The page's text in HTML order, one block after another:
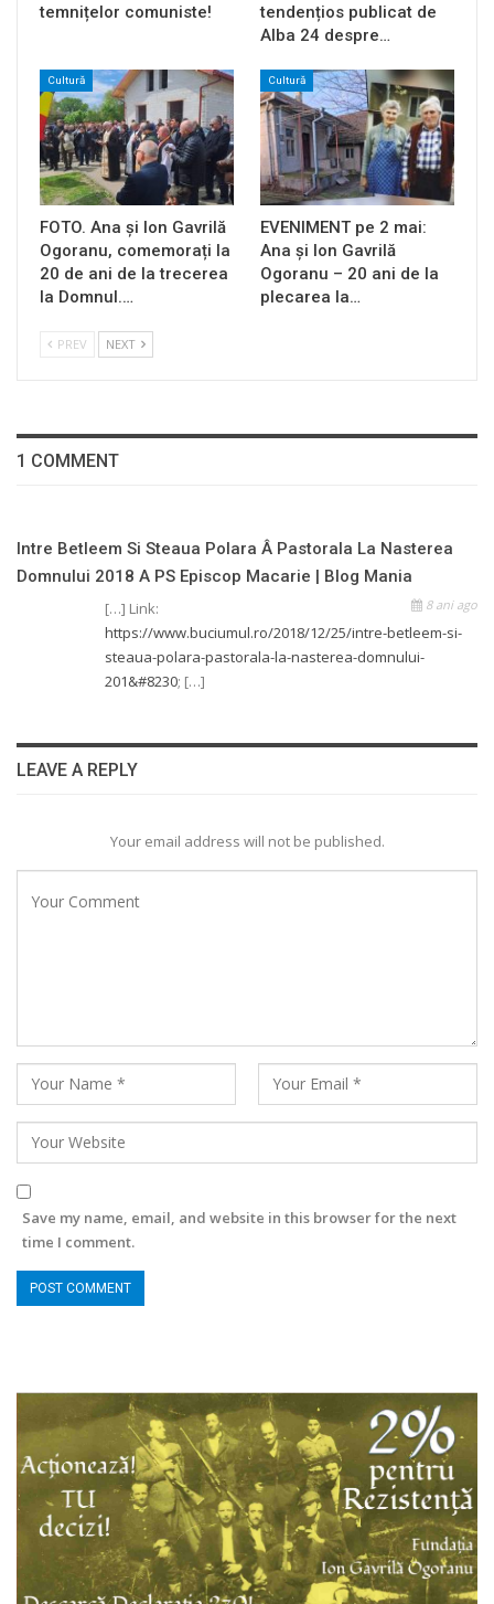
temnițelor comuniste!
tendențios publicat de
Alba 24 despre…
Cultură
FOTO. Ana și Ion Gavrilă
Ogoranu, comemorați la
20 de ani de la trecerea
la Domnul.…
Cultură
EVENIMENT pe 2 mai:
Ana și Ion Gavrilă
Ogoranu – 20 ani de la
plecarea la…
PREV NEXT
1 COMMENT
Intre Betleem Si Steaua Polara Â Pastorala La Nasterea
Domnului 2018 A PS Episcop Macarie | Blog Mania
8 ani ago
[…] Link:
https://www.buciumul.ro/2018/12/25/intre-betleem-si-
steaua-polara-pastorala-la-nasterea-domnului-
201&#8230; […]
LEAVE A REPLY
Your email address will not be published.
Save my name, email, and website in this browser for the next
time I comment.